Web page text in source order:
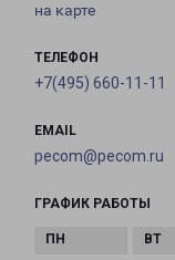
на карте
ТЕЛЕФОН
+7(495) 660-11-11
EMAIL
pecom@pecom.ru
ГРАФИК РАБОТЫ